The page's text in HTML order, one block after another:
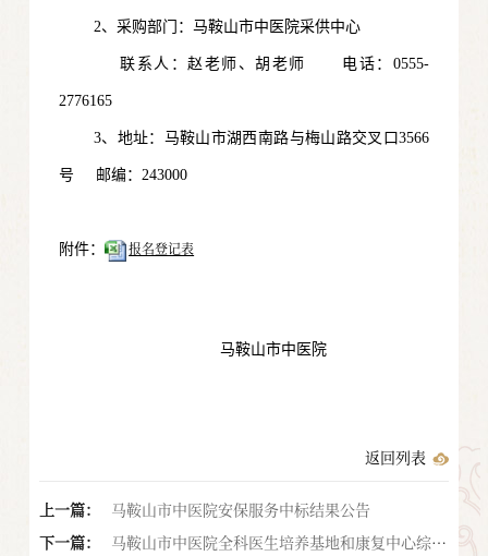
2、采购部门：马鞍山市中医院采供中心
联系人：赵老师、胡老师 电话：0555-
2776165
3、地址：马鞍山市湖西南路与梅山路交叉口3566
号 邮编：243000
附件： 报名登记表
马鞍山市中医院
返回列表
上一篇：
马鞍山市中医院安保服务中标结果公告
下一篇：
马鞍山市中医院全科医生培养基地和康复中心综合